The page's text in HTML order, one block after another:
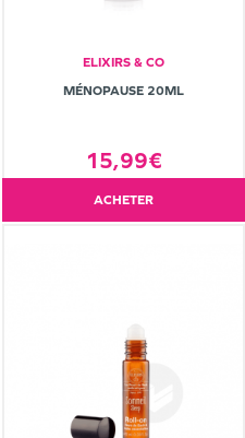
ELIXIRS & CO
MÉNOPAUSE 20ML
15,99€
ACHETER